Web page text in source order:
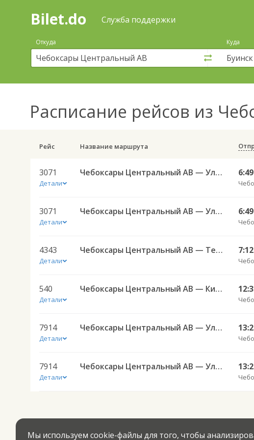
Поиск
покупка
билетов
автобус
онлайн
Bilet.do Служба поддержки
Откуда Куда
Расписание рейсов из
Рейс Название маршрута
3071
Детали
Чебоксары Центральный АВ — Ульяновск (Новый город) ч/з Яльчики с. ДКП 3071 6:49
3071
Детали
Чебоксары Центральный АВ — Ульяновск (Новый город) ч/з Яльчики с. ДКП 3071 6:49
4343
Детали
Чебоксары Центральный АВ — Тетюши 4343 7:12
540
Детали
Чебоксары Центральный АВ — Киря 540
7914
Детали
Чебоксары Центральный АВ — Ульяновск (Новый город) ч/з Яльчики с. ДКП 7914
7914
Детали
Чебоксары Центральный АВ — Ульяновск (Новый город) ч/з Яльчики с. ДКП 7914
Мы используем cookie-файлы для того, чтобы